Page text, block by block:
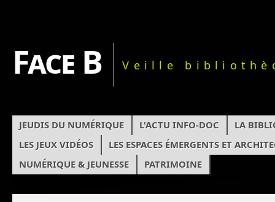
Face B Veille
JEUDIS DU NUMÉRIQUE L'ACTU INFO-DOC
LA
LES JEUX VIDÉOS
LES ESPACES ÉMERGENTS ET
NUMÉRIQUE & JEUNESSE
PATRIMOINE